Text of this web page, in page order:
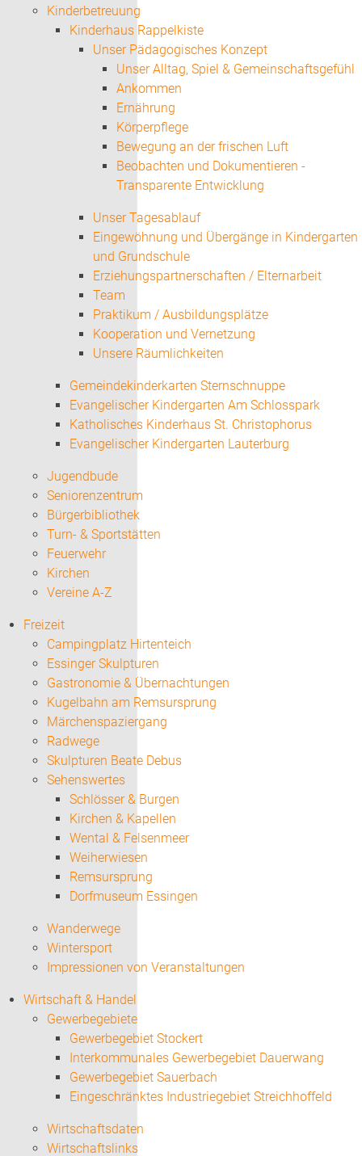
Kinderbetreuung
Kinderhaus Rappelkiste
Unser Pädagogisches Konzept
Unser Alltag, Spiel & Gemeinschaftsgefühl
Ankommen
Ernährung
Körperpflege
Bewegung an der frischen Luft
Beobachten und Dokumentieren -
Transparente Entwicklung
Unser Tagesablauf
Eingewöhnung und Übergänge in Kindergarten
und Grundschule
Erziehungspartnerschaften / Elternarbeit
Team
Praktikum / Ausbildungsplätze
Kooperation und Vernetzung
Unsere Räumlichkeiten
Gemeindekinderkarten Sternschnuppe
Evangelischer Kindergarten Am Schlosspark
Katholisches Kinderhaus St. Christophorus
Evangelischer Kindergarten Lauterburg
Jugendbude
Seniorenzentrum
Bürgerbibliothek
Turn- & Sportstätten
Feuerwehr
Kirchen
Vereine A-Z
Freizeit
Campingplatz Hirtenteich
Essinger Skulpturen
Gastronomie & Übernachtungen
Kugelbahn am Remsursprung
Märchenspaziergang
Radwege
Skulpturen Beate Debus
Sehenswertes
Schlösser & Burgen
Kirchen & Kapellen
Wental & Felsenmeer
Weiherwiesen
Remsursprung
Dorfmuseum Essingen
Wanderwege
Wintersport
Impressionen von Veranstaltungen
Wirtschaft & Handel
Gewerbegebiete
Gewerbegebiet Stockert
Interkommunales Gewerbegebiet Dauerwang
Gewerbegebiet Sauerbach
Eingeschränktes Industriegebiet Streichhoffeld
Wirtschaftsdaten
Wirtschaftslinks